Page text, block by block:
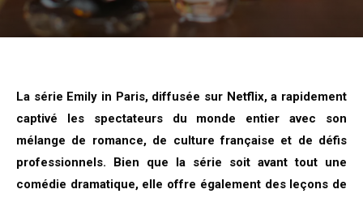
La série Emily in Paris, diffusée sur Netflix, a rapidement
captivé les spectateurs du monde entier avec son
mélange de romance, de culture française et de défis
professionnels. Bien que la série soit avant tout une
comédie dramatique, elle offre également des leçons de